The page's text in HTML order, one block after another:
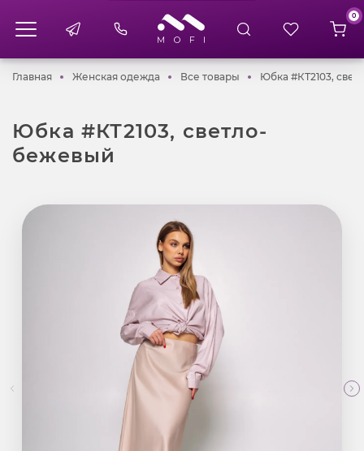
0
ГлавнаяГлавнаяЖенская одежда Женская одежда
Все товары Все товары
Юбка #КТ2103,
Юбка #КТ2103, светло-
бежевый